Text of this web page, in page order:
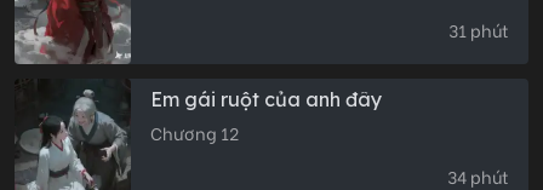
31 phút
Em gái ruột của anh đây
Chương 12
34 phút